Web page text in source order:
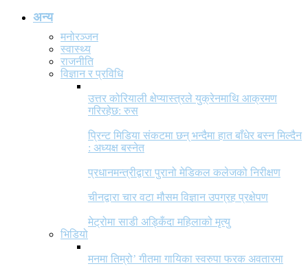
अन्य
मनोरञ्जन
स्वास्थ्य
राजनीति
विज्ञान र प्रविधि
उत्तर कोरियाली क्षेप्यास्त्रले युक्रेनमाथि आक्रमण
गरिरहेछ: रुस
प्रिन्ट मिडिया संकटमा छन् भन्दैमा हात बाँधेर बस्न मिल्दैन
: अध्यक्ष बस्नेत
प्रधानमन्त्रीद्वारा पुरानो मेडिकल कलेजको निरीक्षण
चीनद्वारा चार वटा मौसम विज्ञान उपग्रह प्रक्षेपण
मेट्रोमा साडी अड्किँदा महिलाको मृत्यु
भिडियो
मनमा तिम्रो’ गीतमा गायिका स्वरुपा फरक अवतारमा